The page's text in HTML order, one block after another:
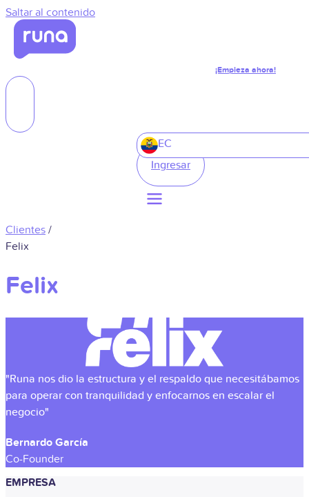
Saltar al contenido
¡Empieza ahora!
EC
Ingresar
Clientes /
Felix
Felix
"Runa nos dio la estructura y el respaldo que necesitábamos
para operar con tranquilidad y enfocarnos en escalar el
negocio"
Bernardo García
Co-Founder
EMPRESA